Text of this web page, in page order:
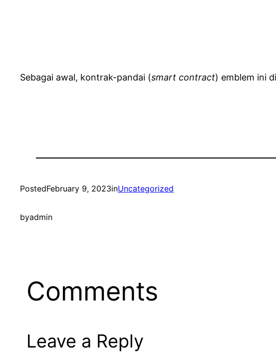
Sebagai awal, kontrak-pandai (smart contract) emblem ini
PostedFebruary 9, 2023inUncategorized
byadmin
Comments
Leave a Reply